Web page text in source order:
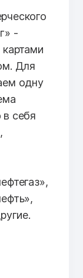
-
Для
одну
себя